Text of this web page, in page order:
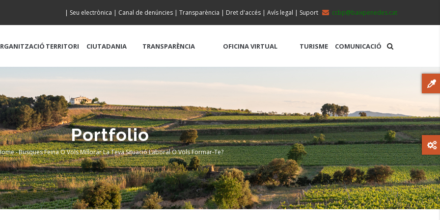
ccbp@baixpenedes.cat
| Seu electrònica | Canal de denúncies | Transparència | Dret d'accés | Avís legal | Suport
TERRITORI CIUTADANIA TRANSPARÈNCIA OFICINA VIRTUAL TURISME COMUNICACIÓ
Portfolio
-Busques Feina O Vols Millorar La Teva Situació Laboral O Vols Formar-Te?